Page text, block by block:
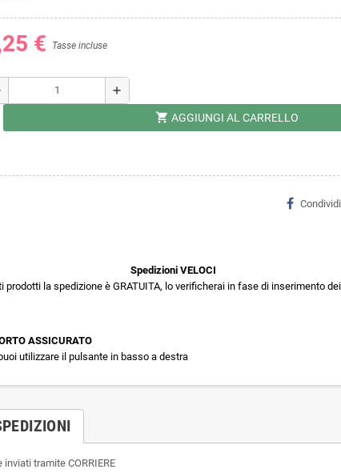
€ Tasse incluse
add
shopping_cart AGGIUNGI AL CARRELLO
Condividi
Spedizioni VELOCI
prodotti la spedizione è GRATUITA, lo verificherai in fase di inserimento
ASSICURATO
utilizzare il pulsante in basso a destra
tramite CORRIERE